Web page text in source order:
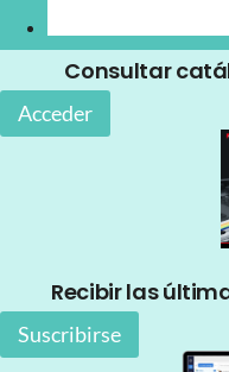
Consultar
Acceder
Recibir las
Suscribirse